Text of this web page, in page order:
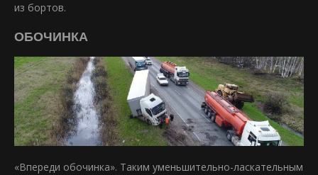
из бортов.
ОБОЧИНКА
«Впереди обочинка». Таким уменьшительно-ласкательным